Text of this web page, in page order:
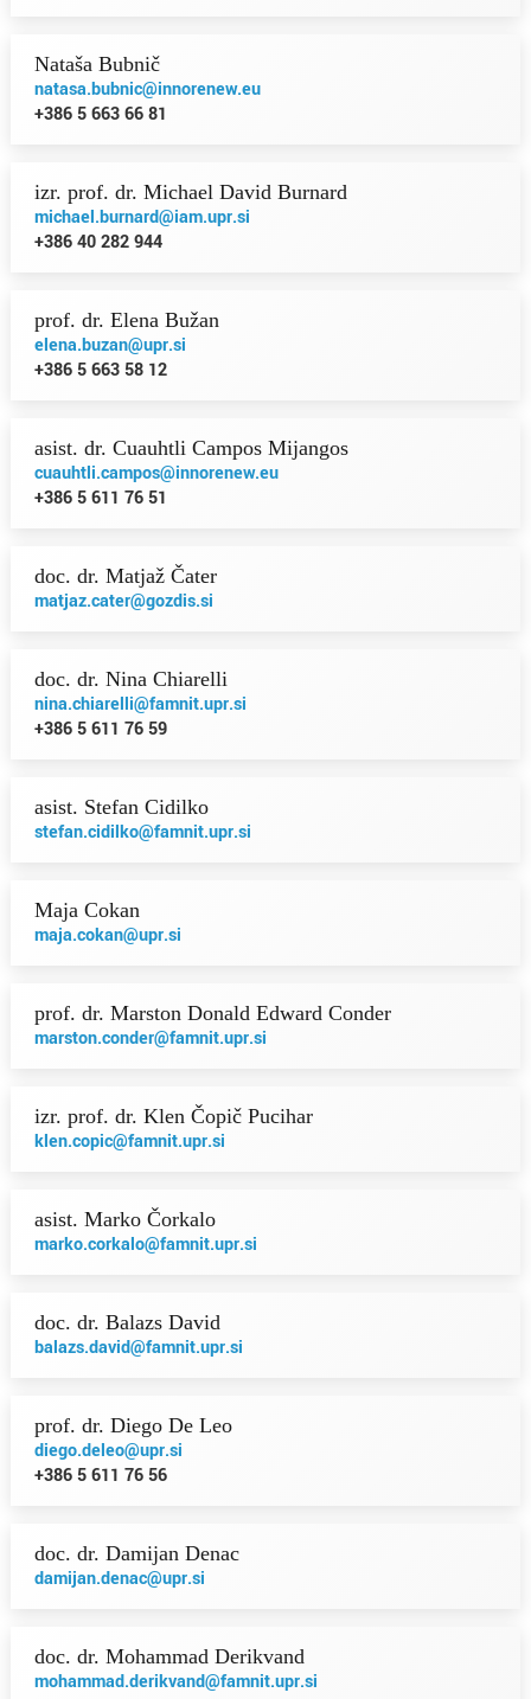
Nataša Bubnič
natasa.bubnic@innorenew.eu
+386 5 663 66 81
izr. prof. dr. Michael David Burnard
michael.burnard@iam.upr.si
+386 40 282 944
prof. dr. Elena Bužan
elena.buzan@upr.si
+386 5 663 58 12
asist. dr. Cuauhtli Campos Mijangos
cuauhtli.campos@innorenew.eu
+386 5 611 76 51
doc. dr. Matjaž Čater
matjaz.cater@gozdis.si
doc. dr. Nina Chiarelli
nina.chiarelli@famnit.upr.si
+386 5 611 76 59
asist. Stefan Cidilko
stefan.cidilko@famnit.upr.si
Maja Cokan
maja.cokan@upr.si
prof. dr. Marston Donald Edward Conder
marston.conder@famnit.upr.si
izr. prof. dr. Klen Čopič Pucihar
klen.copic@famnit.upr.si
asist. Marko Čorkalo
marko.corkalo@famnit.upr.si
doc. dr. Balazs David
balazs.david@famnit.upr.si
prof. dr. Diego De Leo
diego.deleo@upr.si
+386 5 611 76 56
doc. dr. Damijan Denac
damijan.denac@upr.si
doc. dr. Mohammad Derikvand
mohammad.derikvand@famnit.upr.si